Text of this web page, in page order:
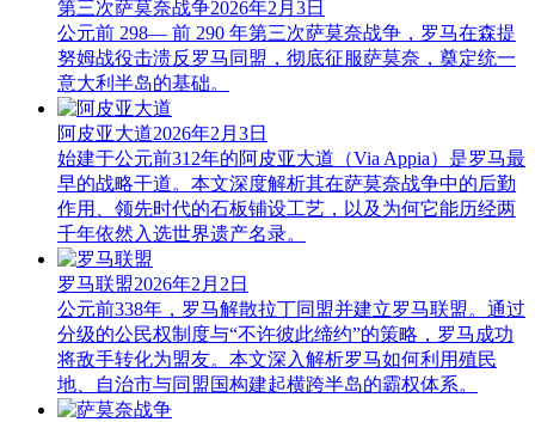
第三次萨莫奈战争2026年2月3日
公元前 298— 前 290 年第三次萨莫奈战争，罗马在森提
努姆战役击溃反罗马同盟，彻底征服萨莫奈，奠定统一
意大利半岛的基础。
阿皮亚大道2026年2月3日
始建于公元前312年的阿皮亚大道（Via Appia）是罗马最
早的战略干道。本文深度解析其在萨莫奈战争中的后勤
作用、领先时代的石板铺设工艺，以及为何它能历经两
千年依然入选世界遗产名录。
罗马联盟2026年2月2日
公元前338年，罗马解散拉丁同盟并建立罗马联盟。通过
分级的公民权制度与“不许彼此缔约”的策略，罗马成功
将敌手转化为盟友。本文深入解析罗马如何利用殖民
地、自治市与同盟国构建起横跨半岛的霸权体系。